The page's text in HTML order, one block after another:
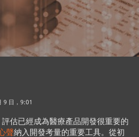
9 日，9:01
估已經成為醫療產品開發很重要的
聲納入開發考量的重要工具。從初